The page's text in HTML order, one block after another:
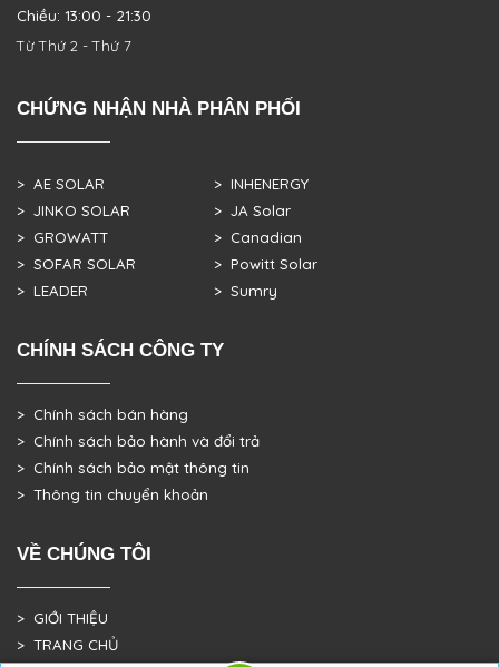
Chiều: 13:00 - 21:30
Từ Thứ 2 - Thứ 7
CHỨNG NHẬN NHÀ PHÂN PHỐI
> AE SOLAR
> JINKO SOLAR
> GROWATT
> SOFAR SOLAR
> LEADER
> INHENERGY
> JA Solar
> Canadian
> Powitt Solar
> Sumry
CHÍNH SÁCH CÔNG TY
> Chính sách bán hàng
> Chính sách bảo hành và đổi trả
> Chính sách bảo mật thông tin
> Thông tin chuyển khoản
VỀ CHÚNG TÔI
> GIỚI THIỆU
> TRANG CHỦ